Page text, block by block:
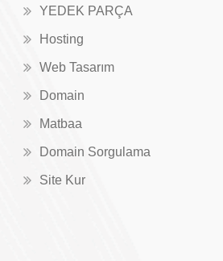
YEDEK PARÇA
Hosting
Web Tasarım
Domain
Matbaa
Domain Sorgulama
Site Kur